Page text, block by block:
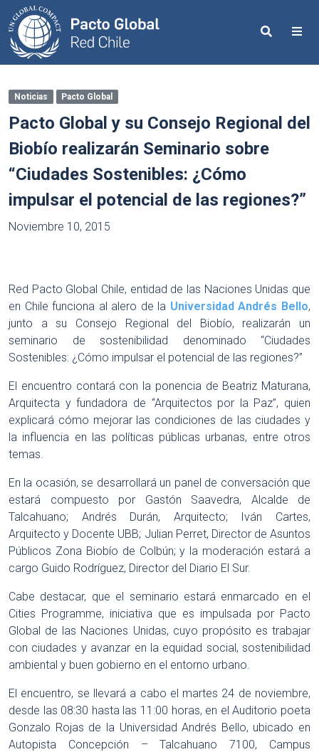
Search
Noticias Pacto Global
Pacto Global y su Consejo Regional del
Biobío realizarán Seminario sobre
“Ciudades Sostenibles: ¿Cómo
impulsar el potencial de las regiones?”
Noviembre 10, 2015
Red Pacto Global Chile, entidad de las Naciones Unidas que
en Chile funciona al alero de la Universidad Andrés Bello,
junto a su Consejo Regional del Biobío, realizarán un
seminario de sostenibilidad denominado “Ciudades
Sostenibles: ¿Cómo impulsar el potencial de las regiones?”
El encuentro contará con la ponencia de Beatriz Maturana,
Arquitecta y fundadora de “Arquitectos por la Paz”, quien
explicará cómo mejorar las condiciones de las ciudades y
la influencia en las políticas públicas urbanas, entre otros
temas.
En la ocasión, se desarrollará un panel de conversación que
estará compuesto por Gastón Saavedra, Alcalde de
Talcahuano; Andrés Durán, Arquitecto; Iván Cartes,
Arquitecto y Docente UBB; Julian Perret, Director de Asuntos
Públicos Zona Biobío de Colbún; y la moderación estará a
cargo Guido Rodríguez, Director del Diario El Sur.
Cabe destacar, que el seminario estará enmarcado en el
Cities Programme, iniciativa que es impulsada por Pacto
Global de las Naciones Unidas, cuyo propósito es trabajar
con ciudades y avanzar en la equidad social, sostenibilidad
ambiental y buen gobierno en el entorno urbano.
El encuentro, se llevará a cabo el martes 24 de noviembre,
desde las 08:30 hasta las 11:00 horas, en el Auditorio poeta
Gonzalo Rojas de la Universidad Andrés Bello, ubicado en
Autopista Concepción – Talcahuano 7100, Campus